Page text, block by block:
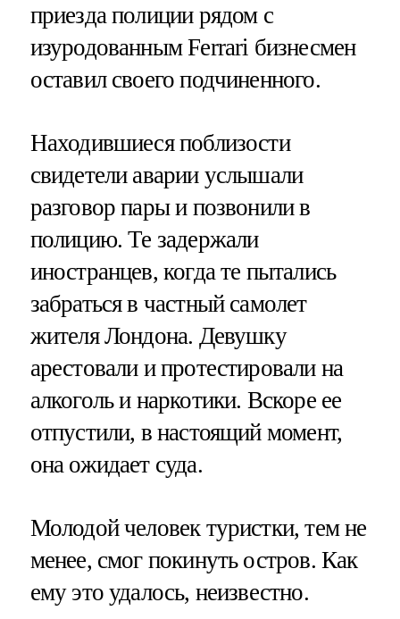
приезда полиции рядом с
изуродованным Ferrari бизнесмен
оставил своего подчиненного.
Находившиеся поблизости
свидетели аварии услышали
разговор пары и позвонили в
полицию. Те задержали
иностранцев, когда те пытались
забраться в частный самолет
жителя Лондона. Девушку
арестовали и протестировали на
алкоголь и наркотики. Вскоре ее
отпустили, в настоящий момент,
она ожидает суда.
Молодой человек туристки, тем не
менее, смог покинуть остров. Как
ему это удалось, неизвестно.